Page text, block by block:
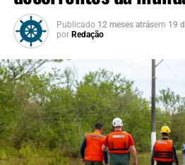
inscrições do
porque
essa política
precisa chegar
foram atingidos.
vai até o último
Publicado 12 meses atrásem 19
por Redação